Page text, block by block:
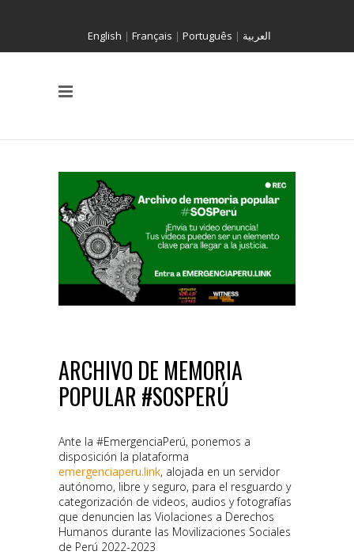
English | Français | Português | العربية
ARCHIVO DE MEMORIA
POPULAR #SOSPERÚ
Ante la #EmergenciaPerú, ponemos a
disposición la plataforma
emergenciaperu.link, alojada en un servidor
autónomo, libre y seguro, para el resguardo y
categorización de videos, audios y fotografías
que denuncien las Violaciones a Derechos
Humanos durante las Movilizaciones Sociales
de Perú 2022-2023